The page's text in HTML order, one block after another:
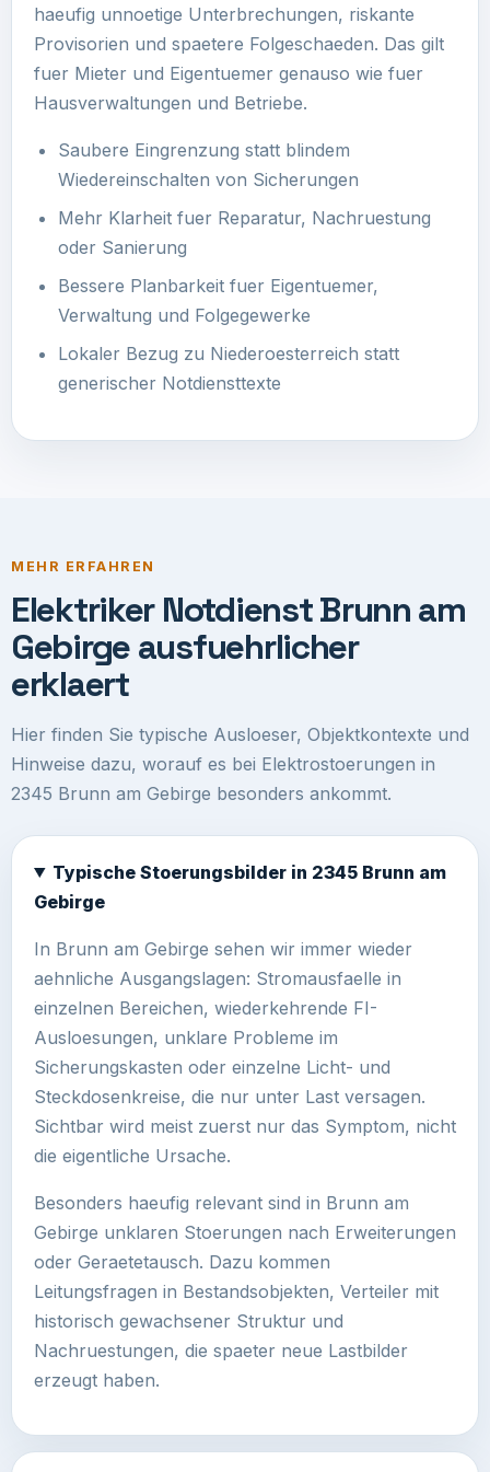
haeufig unnoetige Unterbrechungen, riskante
Provisorien und spaetere Folgeschaeden. Das gilt
fuer Mieter und Eigentuemer genauso wie fuer
Hausverwaltungen und Betriebe.
Saubere Eingrenzung statt blindem
Wiedereinschalten von Sicherungen
Mehr Klarheit fuer Reparatur, Nachruestung
oder Sanierung
Bessere Planbarkeit fuer Eigentuemer,
Verwaltung und Folgegewerke
Lokaler Bezug zu Niederoesterreich statt
generischer Notdiensttexte
MEHR ERFAHREN
Elektriker Notdienst Brunn am
Gebirge ausfuehrlicher
erklaert
Hier finden Sie typische Ausloeser, Objektkontexte und
Hinweise dazu, worauf es bei Elektrostoerungen in
2345 Brunn am Gebirge besonders ankommt.
Typische Stoerungsbilder in 2345 Brunn am
Gebirge
In Brunn am Gebirge sehen wir immer wieder
aehnliche Ausgangslagen: Stromausfaelle in
einzelnen Bereichen, wiederkehrende FI-
Ausloesungen, unklare Probleme im
Sicherungskasten oder einzelne Licht- und
Steckdosenkreise, die nur unter Last versagen.
Sichtbar wird meist zuerst nur das Symptom, nicht
die eigentliche Ursache.
Besonders haeufig relevant sind in Brunn am
Gebirge unklaren Stoerungen nach Erweiterungen
oder Geraetetausch. Dazu kommen
Leitungsfragen in Bestandsobjekten, Verteiler mit
historisch gewachsener Struktur und
Nachruestungen, die spaeter neue Lastbilder
erzeugt haben.